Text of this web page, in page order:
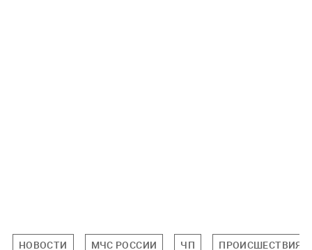
НОВОСТИ МЧС РОССИИ ЧП ПРОИСШЕСТВИЯ